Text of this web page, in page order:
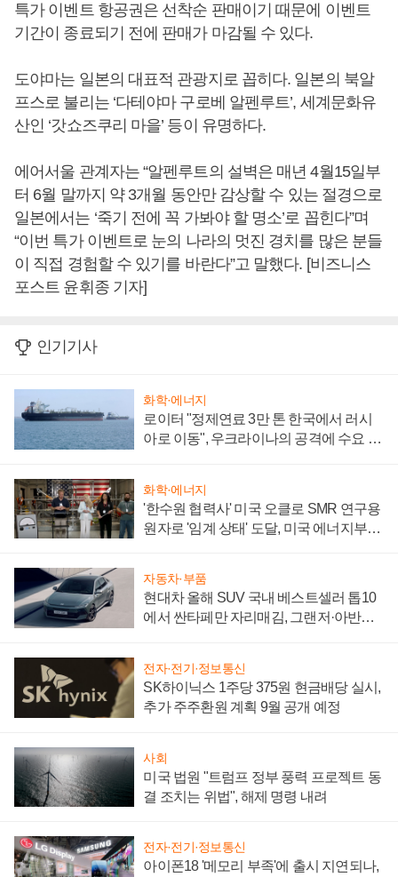
특가 이벤트 항공권은 선착순 판매이기 때문에 이벤트
기간이 종료되기 전에 판매가 마감될 수 있다.
도야마는 일본의 대표적 관광지로 꼽히다. 일본의 북알
프스로 불리는 ‘다테야마 구로베 알펜루트’, 세계문화유
산인 ‘갓쇼즈쿠리 마을’ 등이 유명하다.
에어서울 관계자는 “알펜루트의 설벽은 매년 4월15일부
터 6월 말까지 약 3개월 동안만 감상할 수 있는 절경으로
일본에서는 ‘죽기 전에 꼭 가봐야 할 명소’로 꼽힌다”며
“이번 특가 이벤트로 눈의 나라의 멋진 경치를 많은 분들
이 직접 경험할 수 있기를 바란다”고 말했다. [비즈니스
포스트 윤휘종 기자]
인기기사
화학·에너지
로이터 "정제연료 3만 톤 한국에서 러시
아로 이동", 우크라이나의 공격에 수요 늘
화학·에너지
'한수원 협력사' 미국 오클로 SMR 연구용
원자로 '임계 상태' 도달, 미국 에너지부
자동차·부품
현대차 올해 SUV 국내 베스트셀러 톱10
에서 싼타페만 자리매김, 그랜저·아반떼
전자·전기·정보통신
SK하이닉스 1주당 375원 현금배당 실시,
추가 주주환원 계획 9월 공개 예정
사회
미국 법원 "트럼프 정부 풍력 프로젝트 동
결 조치는 위법", 해제 명령 내려
전자·전기·정보통신
아이폰18 '메모리 부족'에 출시 지연되나,